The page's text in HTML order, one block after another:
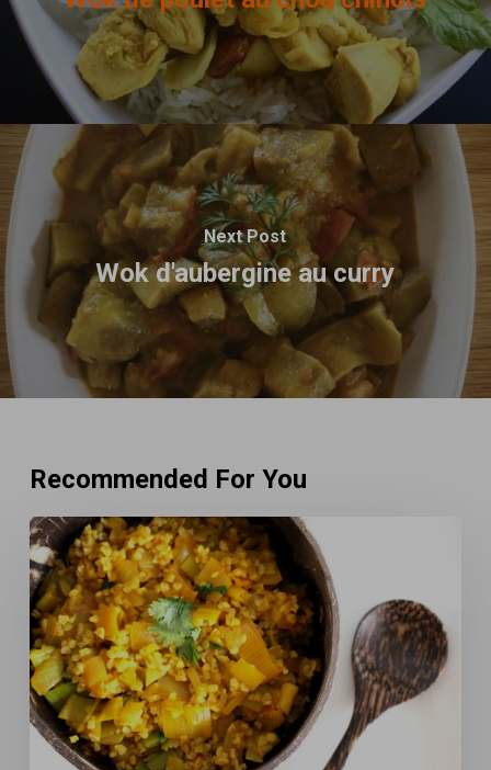
Next Post
Wok d'aubergine au curry
Recommended For You
Mijoté
de
poireaux
aux
épices
&
boulgour